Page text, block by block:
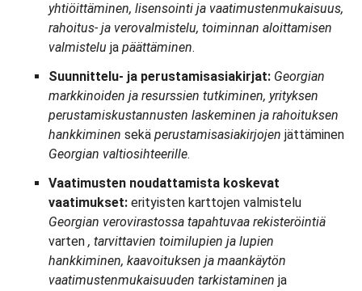
yhtiöittäminen, lisensointi ja vaatimustenmukaisuus,
rahoitus- ja verovalmistelu, toiminnan aloittamisen
valmistelu ja päättäminen.
Suunnittelu- ja perustamisasiakirjat: Georgian
markkinoiden ja resurssien tutkiminen, yrityksen
perustamiskustannusten laskeminen ja rahoituksen
hankkiminen sekä perustamisasiakirjojen jättäminen
Georgian valtiosihteerille.
Vaatimusten noudattamista koskevat
vaatimukset: erityisten karttojen valmistelu
Georgian verovirastossa tapahtuvaa rekisteröintiä
varten , tarvittavien toimilupien ja lupien
hankkiminen, kaavoituksen ja maankäytön
vaatimustenmukaisuuden tarkistaminen ja